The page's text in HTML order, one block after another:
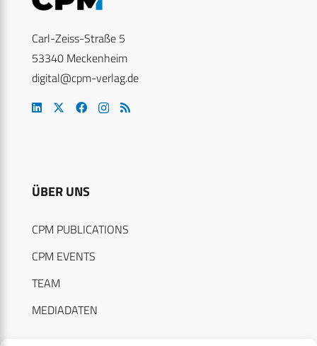
Carl-Zeiss-Straße 5
53340 Meckenheim
digital@cpm-verlag.de
ÜBER UNS
CPM PUBLICATIONS
CPM EVENTS
TEAM
MEDIADATEN